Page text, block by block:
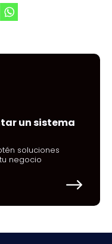
un sistema
soluciones
negocio